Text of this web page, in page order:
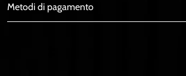
Metodi di pagamento